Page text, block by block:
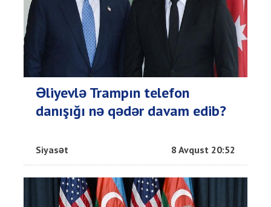
Əliyevlə Trampın telefon
danışığı nə qədər davam edib?
Siyasət 8 Avqust 20:52